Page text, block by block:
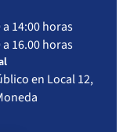
14:00 horas
16.00 horas
en Local 12,